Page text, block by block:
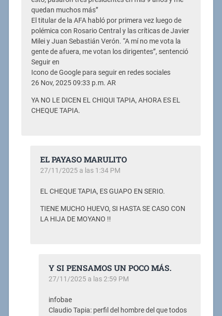
quedan muchos más”
El titular de la AFA habló por primera vez luego de
polémica con Rosario Central y las críticas de Javier
Milei y Juan Sebastián Verón. “A mí no me vota la
gente de afuera, me votan los dirigentes”, sentenció
Seguir en
Icono de Google para seguir en redes sociales
26 Nov, 2025 09:33 p.m. AR
YA NO LE DICEN EL CHIQUI TAPIA, AHORA ES EL
CHEQUE TAPIA.
EL PAYASO MARULITO
27/11/2025 a las 1:34 PM
EL CHEQUE TAPIA, ES GUAPO EN SERIO.
TIENE MUCHO HUEVO, SI HASTA SE CASO CON
LA HIJA DE MOYANO !!
Y SI PENSAMOS UN POCO MÁS.
27/11/2025 a las 2:59 PM
infobae
Claudio Tapia: perfil del hombre del que todos